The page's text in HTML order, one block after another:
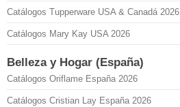
Catálogos Tupperware USA & Canadá 2026
Catálogos Mary Kay USA 2026
Belleza y Hogar (España)
Catálogos Oriflame España 2026
Catálogos Cristian Lay España 2026